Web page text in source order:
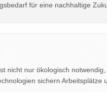
für eine nachhaltige
nicht nur ökologisch
sichern Arbeitsplätze